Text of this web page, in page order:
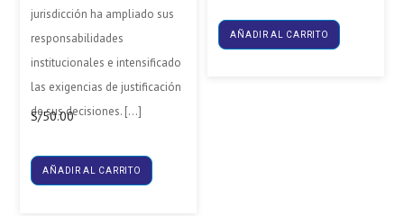
S/50.00
jurisdicción ha ampliado sus
responsabilidades
institucionales e intensificado
las exigencias de justificación
de sus decisiones. […]
AÑADIR AL CARRITO
AÑADIR AL CARRITO